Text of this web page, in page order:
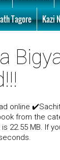
Tagore Kazi
online
from the
22.55 MB. If